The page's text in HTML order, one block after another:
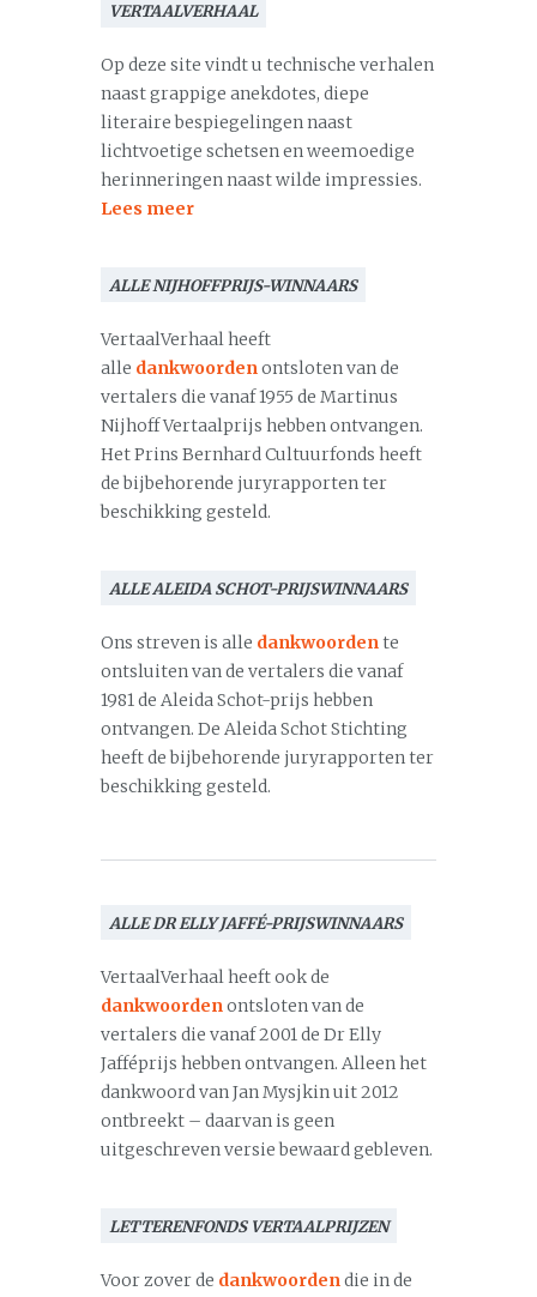
VERTAALVERHAAL
Op deze site vindt u technische verhalen
naast grappige anekdotes, diepe
literaire bespiegelingen naast
lichtvoetige schetsen en weemoedige
herinneringen naast wilde impressies.
Lees meer
ALLE NIJHOFFPRIJS-WINNAARS
VertaalVerhaal heeft
alle dankwoordenontsloten van de
vertalers die vanaf 1955 de Martinus
Nijhoff Vertaalprijs hebben ontvangen.
Het Prins Bernhard Cultuurfonds heeft
de bijbehorende juryrapporten ter
beschikking gesteld.
ALLE ALEIDA SCHOT-PRIJSWINNAARS
Ons streven is alle dankwoordente
ontsluiten van de vertalers die vanaf
1981 de Aleida Schot-prijs hebben
ontvangen. De Aleida Schot Stichting
heeft de bijbehorende juryrapporten ter
beschikking gesteld.
ALLE DR ELLY JAFFÉ-PRIJSWINNAARS
VertaalVerhaal heeft ook de
dankwoordenontsloten van de
vertalers die vanaf 2001 de Dr Elly
Jafféprijs hebben ontvangen. Alleen het
dankwoord van Jan Mysjkin uit 2012
ontbreekt – daarvan is geen
uitgeschreven versie bewaard gebleven.
LETTERENFONDS VERTAALPRIJZEN
Voor zover de dankwoordendie in de